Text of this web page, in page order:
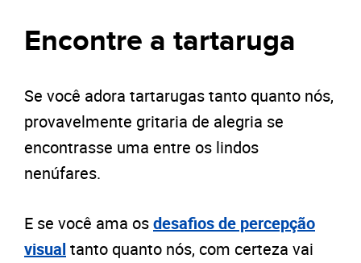
Encontre a tartaruga
Se você adora tartarugas tanto quanto nós,
provavelmente gritaria de alegria se
encontrasse uma entre os lindos
nenúfares.
E se você ama osdesafios de percepção
visual tanto quanto nós, com certeza vai